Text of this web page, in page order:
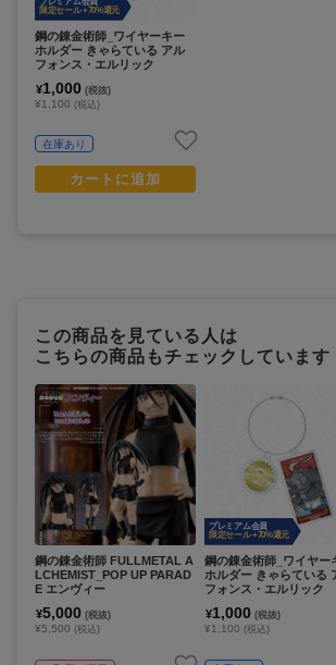
限定セール +70%還元
鋼の錬金術師_ワイヤーキー
ホルダー きゃらている アル
フォンス・エルリック
¥1,000 (税抜)
¥1,100 (税込)
在庫あり
カートに追加
この商品を見ている人は
こちらの商品もチェックしています
鋼の錬金術師 FULLMETAL A
LCHEMIST_POP UP PARAD
E エンヴィー
¥5,000 (税抜)
¥5,500 (税込)
プレミアム会員
限定セール +70%還元
鋼の錬金術師_ワイヤー
ホルダー きゃらている
フォンス・エルリック
¥1,000 (税抜)
¥1,100 (税込)